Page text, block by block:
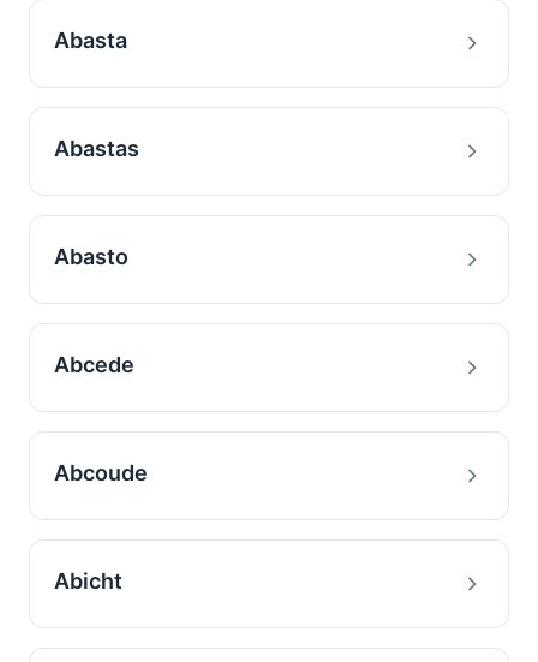
Abasta
Abastas
Abasto
Abcede
Abcoude
Abicht